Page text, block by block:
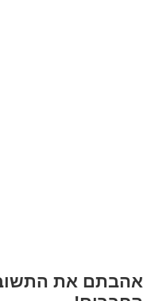
אהבתם את